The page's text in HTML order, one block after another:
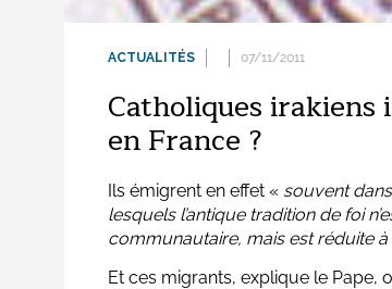
ACTUALITÉS 07/11/2011
Catholiques
en France ?
Ils émigrent en effet « souvent
lesquels l’antique tradition de foi
communautaire, mais est réduite
Et ces migrants, explique le Pape,